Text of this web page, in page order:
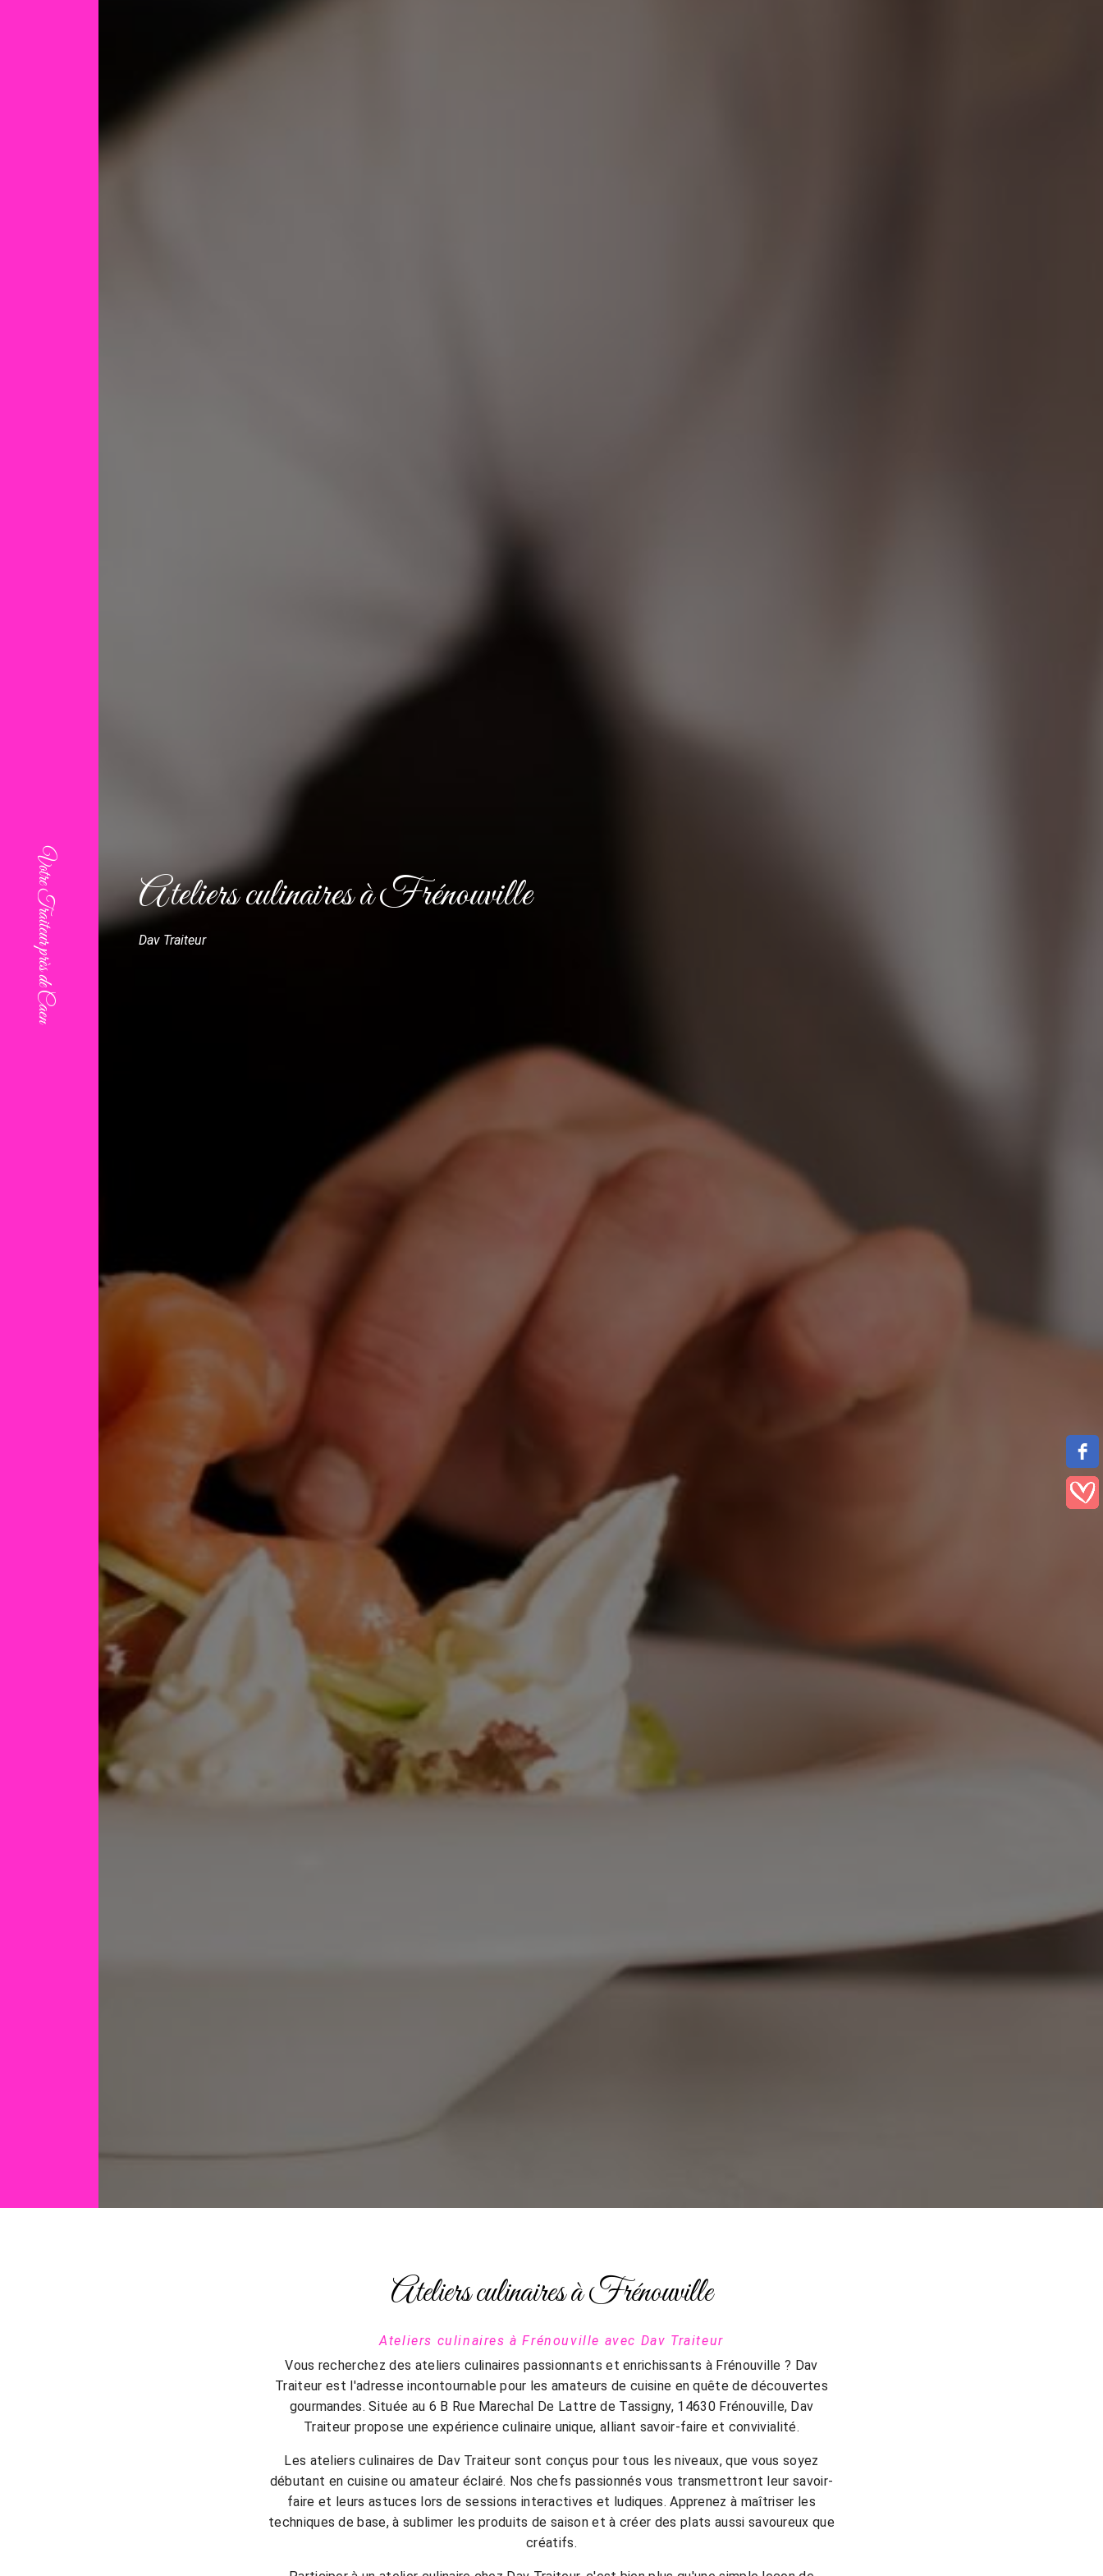
Ateliers culinaires à Frénouville
Dav Traiteur
Ateliers culinaires à Frénouville
Ateliers culinaires à Frénouville avec Dav Traiteur
Vous recherchez des ateliers culinaires passionnants et enrichissants à Frénouville ? Dav
Traiteur est l'adresse incontournable pour les amateurs de cuisine en quête de découvertes
gourmandes. Située au 6 B Rue Marechal De Lattre de Tassigny, 14630 Frénouville, Dav
Traiteur propose une expérience culinaire unique, alliant savoir-faire et convivialité.
Les ateliers culinaires de Dav Traiteur sont conçus pour tous les niveaux, que vous soyez
débutant en cuisine ou amateur éclairé. Nos chefs passionnés vous transmettront leur savoir-
faire et leurs astuces lors de sessions interactives et ludiques. Apprenez à maîtriser les
techniques de base, à sublimer les produits de saison et à créer des plats aussi savoureux que
créatifs.